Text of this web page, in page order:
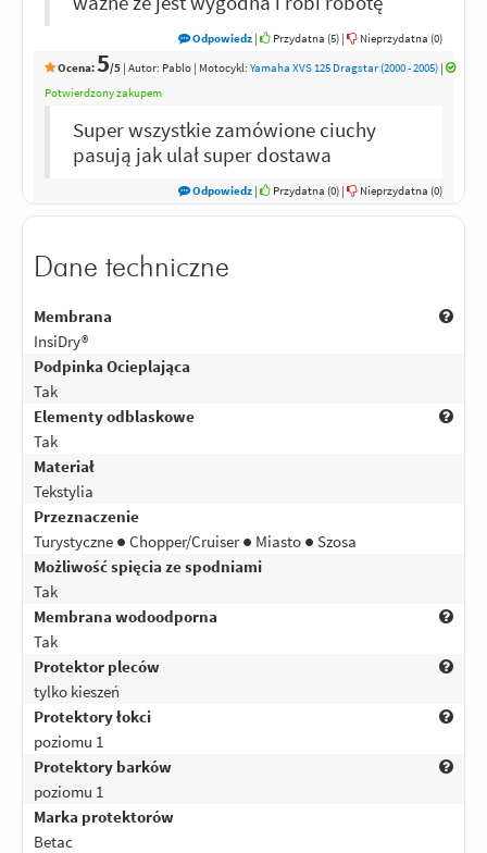
Odpowiedz | Przydatna (5) | Nieprzydatna (0)
Ocena:5/5 | Autor: Pablo | Motocykl: Yamaha XVS 125 Dragstar (2000 - 2005) |
Potwierdzony zakupem
Super wszystkie zamówione ciuchy
pasują jak ulał super dostawa
Odpowiedz | Przydatna (0) | Nieprzydatna (0)
Dane techniczne
Membrana
InsiDry®
Podpinka Ocieplająca
Tak
Elementy odblaskowe
Tak
Materiał
Tekstylia
Przeznaczenie
Turystyczne ● Chopper/Cruiser ● Miasto ● Szosa
Możliwość spięcia ze spodniami
Tak
Membrana wodoodporna
Tak
Protektor pleców
tylko kieszeń
Protektory łokci
poziomu 1
Protektory barków
poziomu 1
Marka protektorów
Betac